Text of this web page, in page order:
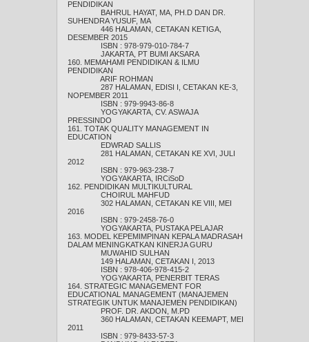
PENDIDIKAN
BAHRUL HAYAT, MA, PH.D DAN DR.
SUHENDRA YUSUF, MA
446 HALAMAN, CETAKAN KETIGA,
DESEMBER 2015
ISBN : 978-979-010-784-7
JAKARTA, PT BUMI AKSARA
160. MEMAHAMI PENDIDIKAN & ILMU
PENDIDIKAN
ARIF ROHMAN
287 HALAMAN, EDISI I, CETAKAN KE-3,
NOPEMBER 2011
ISBN : 979-9943-86-8
YOGYAKARTA, CV. ASWAJA
PRESSINDO
161. TOTAK QUALITY MANAGEMENT IN
EDUCATION
EDWRAD SALLIS
281 HALAMAN, CETAKAN KE XVI, JULI
2012
ISBN : 979-963-238-7
YOGYAKARTA, IRCiSoD
162. PENDIDIKAN MULTIKULTURAL
CHOIRUL MAHFUD
302 HALAMAN, CETAKAN KE VIII, MEI
2016
ISBN : 979-2458-76-0
YOGYAKARTA, PUSTAKA PELAJAR
163. MODEL KEPEMIMPINAN KEPALA MADRASAH
DALAM MENINGKATKAN KINERJA GURU
MUWAHID SULHAN
149 HALAMAN, CETAKAN I, 2013
ISBN : 978-406-978-415-2
YOGYAKARTA, PENERBIT TERAS
164. STRATEGIC MANAGEMENT FOR
EDUCATIONAL MANAGEMENT (MANAJEMEN
STRATEGIK UNTUK MANAJEMEN PENDIDIKAN)
PROF. DR. AKDON, M.PD
360 HALAMAN, CETAKAN KEEMAPT, MEI
2011
ISBN : 979-8433-57-3